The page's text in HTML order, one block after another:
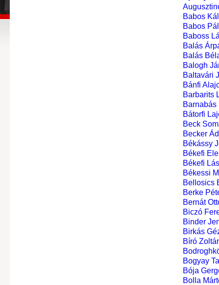
Babos
Babos Pál
Baboss
Balás
Balás
Balogh
Baltavári
Bánfi
Barbarits
Barnabás
Bátorfi
Beck
Becker
Békássy
Békefi
Békefi
Békessi
Bellosics
Berke
Bernát
Biczó
Binder
Birkás
Bíró
Bogyay
Bója
Bolla